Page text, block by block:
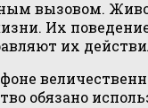
вызовом.
Их
их
обязано